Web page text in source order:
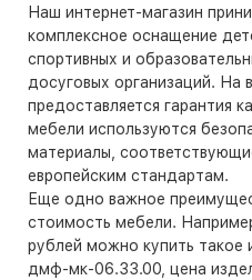
Наш интернет-магазин
комплексное оснащение
спортивных и
досуговых организаций. На
предоставляется гарантия
мебели используются
материалы,
европейским стандартам.
Еще одно важное
стоимость мебели.
рублей можно купить такое
дмф-мк-06.33.00, цена